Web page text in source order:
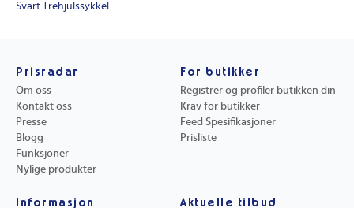
Svart Trehjulssykkel
Prisradar
Om oss
Kontakt oss
Presse
Blogg
Funksjoner
Nylige produkter
For butikker
Registrer og profiler butikken din
Krav for butikker
Feed Spesifikasjoner
Prisliste
Informasjon Aktuelle tilbud